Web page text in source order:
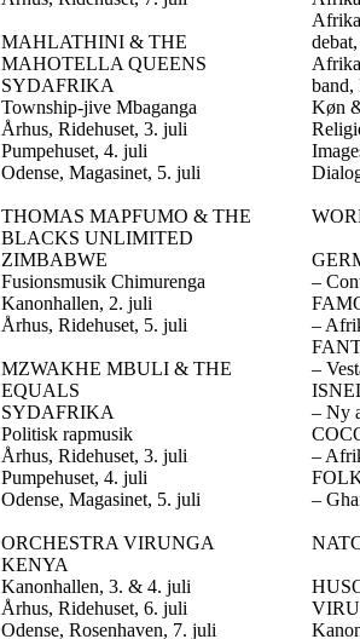
MAHLATHINI & THE
MAHOTELLA QUEENS
SYDAFRIKA
Township-jive Mbaganga
Århus, Ridehuset, 3. juli
Pumpehuset, 4. juli
Odense, Magasinet, 5. juli
THOMAS MAPFUMO & THE
BLACKS UNLIMITED
ZIMBABWE
Fusionsmusik Chimurenga
Kanonhallen, 2. juli
Århus, Ridehuset, 5. juli
MZWAKHE MBULI & THE
EQUALS
SYDAFRIKA
Politisk rapmusik
Århus, Ridehuset, 3. juli
Pumpehuset, 4. juli
Odense, Magasinet, 5. juli
ORCHESTRA VIRUNGA
KENYA
Kanonhallen, 3. & 4. juli
Århus, Ridehuset, 6. juli
Odense, Rosenhaven, 7. juli
debat
band,
Køn
–
–
–
– Ny
–
–